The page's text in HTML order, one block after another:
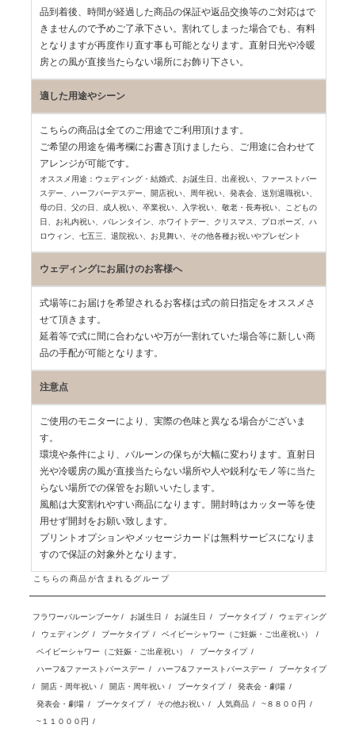
品到着後、時間が経過した商品の保証や返品交換等のご対応はで
きませんので予めご了承下さい。割れてしまった場合でも、有料
となりますが再度作り直す事も可能となります。直射日光や冷暖
房との風が直接当たらない場所にお飾り下さい。
適した用途やシーン
こちらの商品は全てのご用途でご利用頂けます。
ご希望の用途を備考欄にお書き頂けましたら、ご用途に合わせて
アレンジが可能です。
オススメ用途：ウェディング・結婚式、お誕生日、出産祝い、ファーストバー
スデー、ハーフバーデスデー、開店祝い、周年祝い、発表会、送別退職祝い、
母の日、父の日、 成人祝い、卒業祝い、入学祝い、敬老・長寿祝い、こどもの
日、お礼内祝い、 バレンタイン、ホワイトデー、クリスマス、プロポーズ、ハ
ロウィン、七五三、退院祝い、お見舞い、その他各種お祝いやプレゼント
ウェディングにお届けのお客様へ
式場等にお届けを希望されるお客様は式の前日指定をオススメさ
せて頂きます。
延着等で式に間に合わないや万が一割れていた場合等に新しい商
品の手配が可能となります。
注意点
ご使用のモニターにより、実際の色味と異なる場合がございま
す。
環境や条件により、バルーンの保ちが大幅に変わります。直射日
光や冷暖房の風が直接当たらない場所や人や鋭利なモノ等に当た
らない場所での保管をお願いいたします。
風船は大変割れやすい商品になります。開封時はカッター等を使
用せず開封をお願い致します。
プリントオプションやメッセージカードは無料サービスになりま
すので保証の対象外となります。
こちらの商品が含まれるグループ
フラワーバルーンブーケ / お誕生日 / お誕生日 / ブーケタイプ /
ウェディング
/
ウェディング / ブーケタイプ / ベイビーシャワー（ご妊娠・ご出産祝い）
/
ベイビーシャワー（ご妊娠・ご出産祝い）
/ ブーケタイプ /
ハーフ&ファーストバースデー / ハーフ&ファーストバースデー /
ブーケタイプ
/
開店・周年祝い / 開店・周年祝い / ブーケタイプ / 発表会・劇場 /
発表会・劇場 / ブーケタイプ / その他お祝い / 人気商品 / ~８８００円 /
~１１０００円 /